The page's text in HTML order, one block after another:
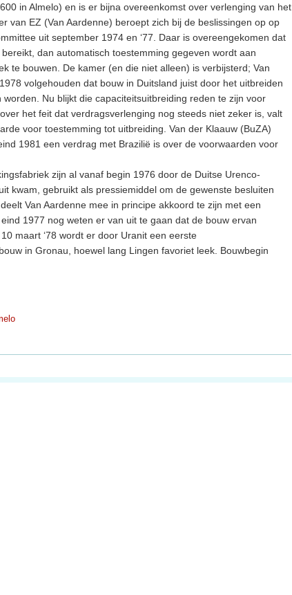
in Almelo) en is er bijna overeenkomst over verlenging van het
van EZ (Van Aardenne) beroept zich bij de beslissingen op op
uit september 1974 en ‘77. Daar is overeengekomen dat
dan automatisch toestemming gegeven wordt aan
te bouwen. De kamer (en die niet alleen) is verbijsterd; Van
volgehouden dat bouw in Duitsland juist door het uitbreiden
Nu blijkt die capaciteitsuitbreiding reden te zijn voor
het feit dat verdragsverlenging nog steeds niet zeker is, valt
voor toestemming tot uitbreiding. Van der Klaauw (BuZA)
1981 een verdrag met Brazilië is over de voorwaarden voor
zijn al vanaf begin 1976 door de Duitse Urenco-
kwam, gebruikt als pressiemiddel om de gewenste besluiten
Van Aardenne mee in principe akkoord te zijn met een
1977 nog weten er van uit te gaan dat de bouw ervan
maart ‘78 wordt er door Uranit een eerste
in Gronau, hoewel lang Lingen favoriet leek. Bouwbegin